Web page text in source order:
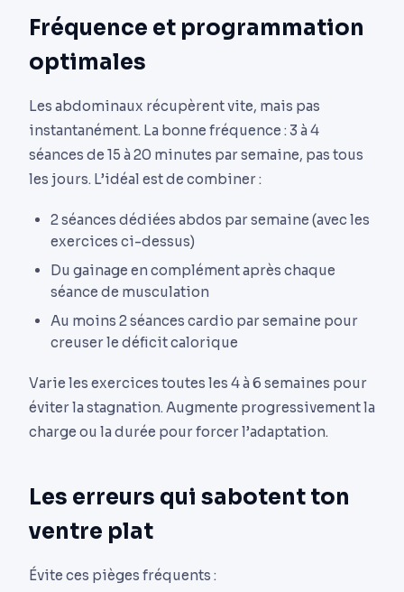
Fréquence et programmation
optimales
Les abdominaux récupèrent vite, mais pas
instantanément. La bonne fréquence : 3 à 4
séances de 15 à 20 minutes par semaine, pas tous
les jours. L’idéal est de combiner :
2 séances dédiées abdos par semaine (avec les
exercices ci-dessus)
Du gainage en complément après chaque
séance de musculation
Au moins 2 séances cardio par semaine pour
creuser le déficit calorique
Varie les exercices toutes les 4 à 6 semaines pour
éviter la stagnation. Augmente progressivement la
charge ou la durée pour forcer l’adaptation.
Les erreurs qui sabotent ton
ventre plat
Évite ces pièges fréquents :